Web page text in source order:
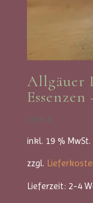
Allgäuer
18,95 €
inkl. 19 % MwSt.
zzgl.
Lieferzeit: 2-4